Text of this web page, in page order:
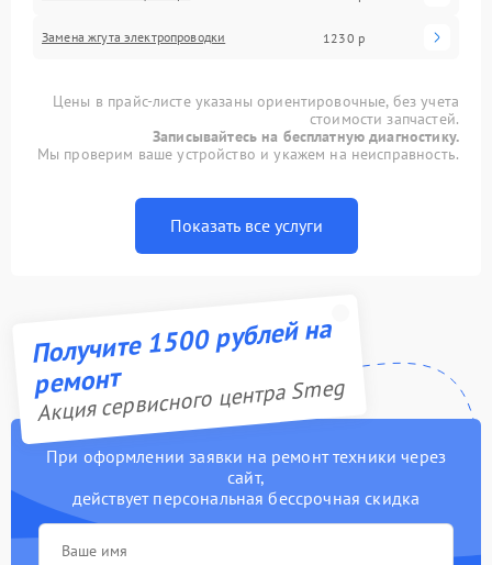
Замена жгута электропроводки 1230 р
Цены в прайс-листе указаны ориентировочные, без учета
стоимости запчастей.
Записывайтесь на бесплатную диагностику.
Мы проверим ваше устройство и укажем на неисправность.
Показать все услуги
Получите 1500 рублей на
ремонт
Акция сервисного центра Smeg
При оформлении заявки на ремонт техники через
сайт,
действует персональная бессрочная скидка